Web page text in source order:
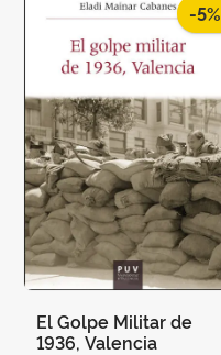
-5%
El Golpe Militar de
1936, Valencia